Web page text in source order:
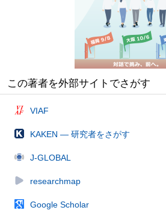
この著者を外部サイトでさがす
VIAF
KAKEN — 研究者をさがす
J-GLOBAL
researchmap
Google Scholar